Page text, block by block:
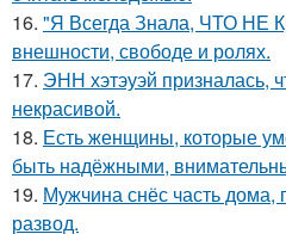
16. "Я Всегда Знала, ЧТО НЕ
внешности, свободе и ролях.
17. ЭНН хэтэуэй призналась,
некрасивой.
18. Есть женщины, которые
быть надёжными,
19. Мужчина снёс часть дома,
развод.